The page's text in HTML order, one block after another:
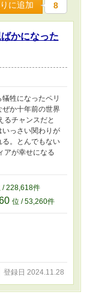
に追加 8
かになった
牲になったペリ
か十年前の世界
チャンスだと
っさい関わりが
。とんでもない
が幸せになる
/ 228,618件
位 / 53,260件
登録日 2024.11.28